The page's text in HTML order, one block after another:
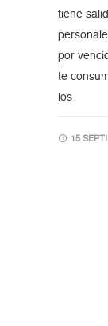
tiene
por
te
los
15